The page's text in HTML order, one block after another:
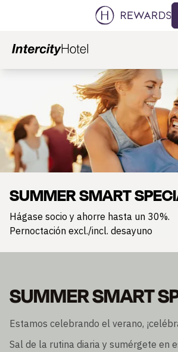
SUMMER SMART
Hágase socio y ahorre hasta un 30%.
Pernoctación excl./incl. desayuno
SUMMER SMART
Estamos celebrando el verano,
Sal de la rutina diaria y sumérgete en